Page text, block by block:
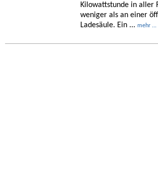
Kilowattstunde in aller
weniger als an einer
Ladesäule. Ein ... mehr ...